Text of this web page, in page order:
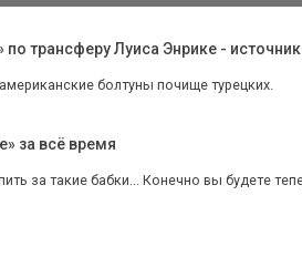
трансферу Луиса Энрике - источник
болтуны почище турецких.
за всё время
за такие бабки... Конечно вы будете